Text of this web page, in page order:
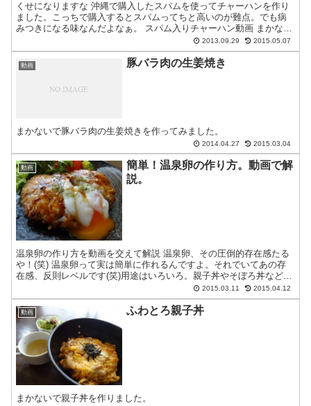
くせになりますな 沖縄で購入したスパムを使ってチャーハンを作り
ました。こっちで購入するとスパムってちと高いのが難点。でも病
みつきになる味なんだよなぁ。 スパム入りチャーハン動画 まかない
で作ったのでいろいろとアバウトな感じで作っていますので...
2013.09.29 2015.05.07
動画 豚バラ肉の生姜焼き
まかないで豚バラ肉の生姜焼きを作ってみました。
2014.04.27 2015.03.04
動画
簡単！温泉卵の作り方。動画で解
説。
温泉卵の作り方を動画を交えて解説 温泉卵、その圧倒的存在感たる
や！(笑) 温泉卵って実は簡単に作れるんですよ。それでいてあの存
在感、反則レベルです(笑)用途はいろいろ。親子丼やそぼろ丼などの
丼ものに乗せたり、サラダやパスタに乗せたりと、それ...
2015.03.11 2015.04.12
動画 ふわとろ親子丼
まかないで親子丼を作りました。